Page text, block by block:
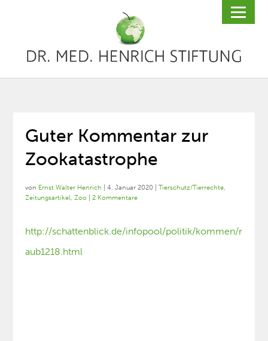
Guter Kommentar zur
Zookatastrophe
von Ernst Walter Henrich |4. Januar 2020 |Tierschutz/Tierrechte,
Zeitungsartikel,Zoo |2 Kommentare
http://schattenblick.de/infopool/politik/kommen/r
aub1218.html